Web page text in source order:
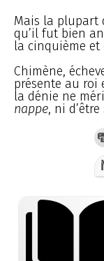
Mais la plupart
qu’il fut bien
la cinquième
Chimène,
présente au roi
la dénie ne
nappe, ni